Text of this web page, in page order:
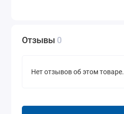
Отзывы 0
Нет отзывов об этом товаре.